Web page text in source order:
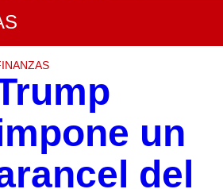
un
del